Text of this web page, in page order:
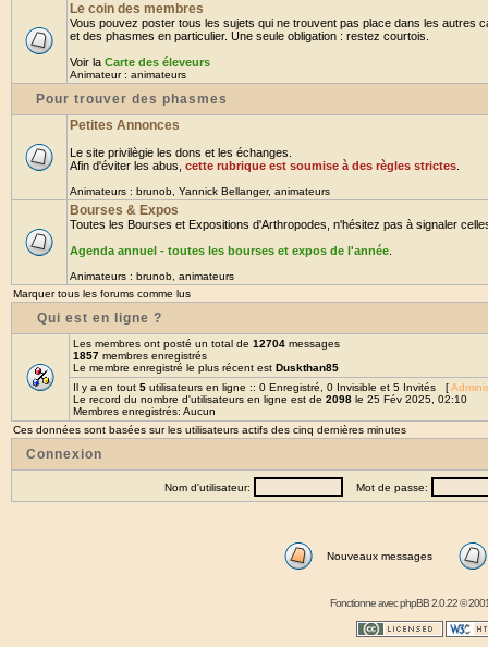
Le coin des membres
Vous pouvez poster tous les sujets qui ne trouvent pas place dans les autres
et des phasmes en particulier. Une seule obligation : restez courtois.
Voir la Carte des éleveurs
Animateur : animateurs
Pour trouver des phasmes
Petites Annonces
Le site privilègie les dons et les échanges.
Afin d'éviter les abus, cette rubrique est soumise à des règles strictes
Animateurs : brunob Yannick Bellanger, animateurs
Bourses & Expos
Toutes les Bourses et Expositions d'Arthropodes, n'hésitez pas à signaler
Agenda annuel - toutes les bourses et expos de l'année
Animateurs : brunob animateurs
Marquer tous les forums comme lus
Qui est en ligne ?
Les membres ont posté un total de 12704 messages
1857 membres enregistrés
Le membre enregistré le plus récent est Duskthan85
Il y a en tout 5 utilisateurs en ligne :: 0 Enregistré, 0 Invisible et 5 Invités [
Le record du nombre d'utilisateurs en ligne est de 2098 le 25 Fév 2025, 02:10
Membres enregistrés: Aucun
Ces données sont basées sur les utilisateurs actifs des cinq dernières minutes
Connexion
Nom d'utilisateur: Mot de passe:
Nouveaux messages
Fonctionne avecphpBB2.0.22 ©